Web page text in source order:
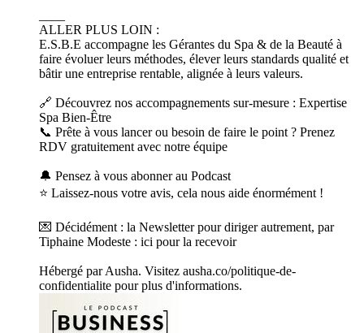
ALLER PLUS LOIN :
E.S.B.E accompagne les Gérantes du Spa & de la Beauté à
faire évoluer leurs méthodes, élever leurs standards qualité et
bâtir une entreprise rentable, alignée à leurs valeurs.
🔗 Découvrez nos accompagnements sur-mesure : Expertise
Spa Bien-Être
📞 Prête à vous lancer ou besoin de faire le point ? Prenez
RDV gratuitement avec notre équipe
🔔 Pensez à vous abonner au Podcast
⭐️ Laissez-nous votre avis, cela nous aide énormément !
💌 Décidément : la Newsletter pour diriger autrement, par
Tiphaine Modeste : ici pour la recevoir
Hébergé par Ausha. Visitez ausha.co/politique-de-
confidentialite pour plus d'informations.